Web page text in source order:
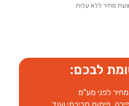
מחיר ללא עלות
לבכם:
לפני מע"מ